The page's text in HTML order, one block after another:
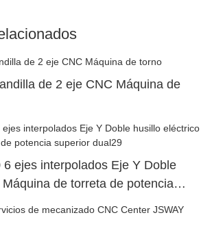
de 2 eje CNC Máquina de
6 ejes interpolados Eje Y Doble
de torreta de potencia